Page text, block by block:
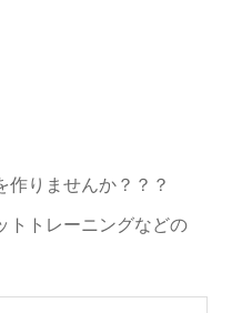
りませんか？？？
トトレーニングなどの